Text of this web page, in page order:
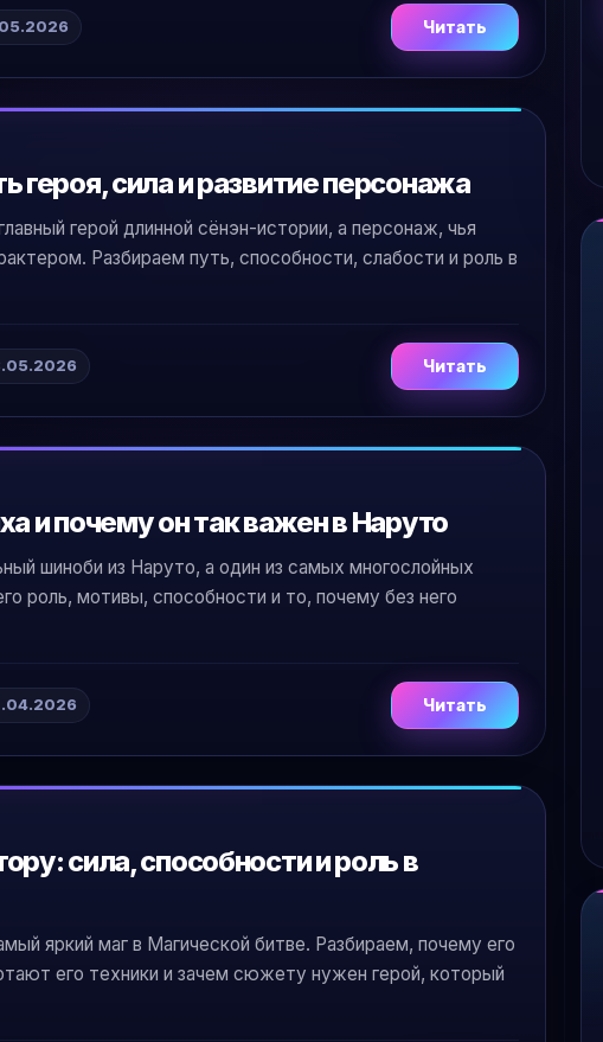
Читать
героя, сила и развитие персонажа
герой длинной сёнэн-истории, а персонаж, чья
Разбираем путь, способности, слабости и роль в
Читать
и почему он так важен в Наруто
шиноби из Наруто, а один из самых многослойных
роль, мотивы, способности и то, почему без него
Читать
сила, способности и роль в
яркий маг в Магической битве. Разбираем, почему его
его техники и зачем сюжету нужен герой, который